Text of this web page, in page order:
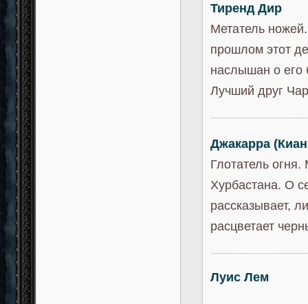
Тиренд Дир
Метатель
прошлом этот
наслышан о его
Лучший друг
Джакарра
Глотатель
Хурбастана. О
рассказывает,
расцветает
Луис Лем